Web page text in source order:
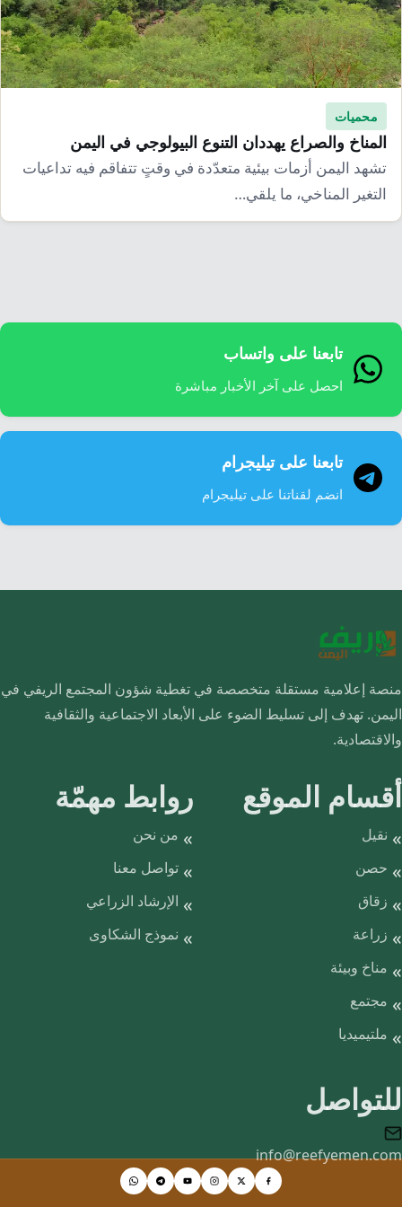
قضايا
معيشة
قصة
انفوجرافيك
قصص رقمية
تقارير صور
فيديو
محميات
المناخ والصراع يهددان التنوع البيولوجي في اليمن
تشهد اليمن أزمات بيئية متعدّدة في وقتٍ تتفاقم فيه تداعيات
التغير المناخي، ما يلقي…
تابعنا على واتساب
احصل على آخر الأخبار مباشرة
تابعنا على تيليجرام
انضم لقناتنا على تيليجرام
منصة إعلامية مستقلة متخصصة في تغطية شؤون المجتمع الريفي في
اليمن. تهدف إلى تسليط الضوء على الأبعاد الاجتماعية والثقافية
والاقتصادية.
أقسام الموقع
نقيل
حصن
زقاق
زراعة
مناخ وبيئة
مجتمع
ملتيميديا
روابط مهمّة
من نحن
تواصل معنا
الإرشاد الزراعي
نموذج الشكاوى
للتواصل
info@reefyemen.com